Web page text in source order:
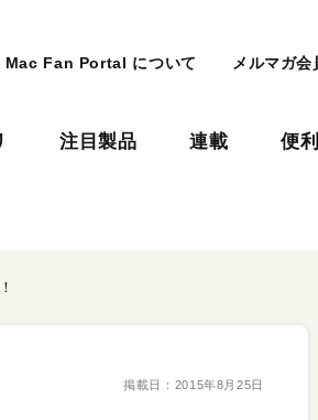
Mac Fan Portal について メルマガ会
注目製品 連載 便
掲載日： 2015年8月25日